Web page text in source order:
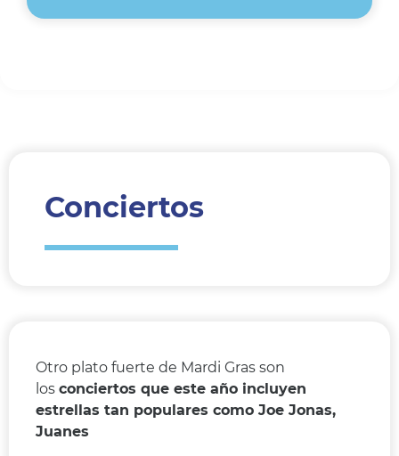
Conciertos
Otro plato fuerte de Mardi Gras son
los conciertos que este año incluyen
estrellas tan populares como Joe Jonas,
Juanes